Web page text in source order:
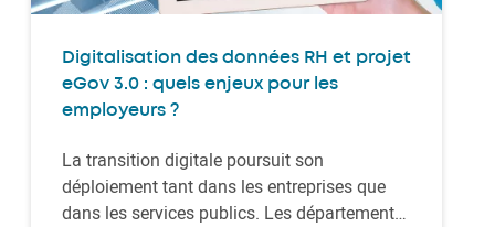
Digitalisation des données RH et projet
eGov 3.0 : quels enjeux pour les
employeurs ?
La transition digitale poursuit son
déploiement tant dans les entreprises que
dans les services publics. Les départements